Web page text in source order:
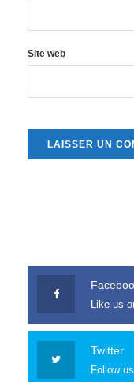
Site web
Like us
Twitter
Follow